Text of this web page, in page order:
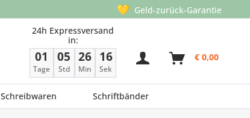
💛 Geld-zurück-Garantie
24h Expressversand
in:
01
Tage
05
Std
26
Min
15
Sek
€ 0,00
Schreibwaren Schriftbänder